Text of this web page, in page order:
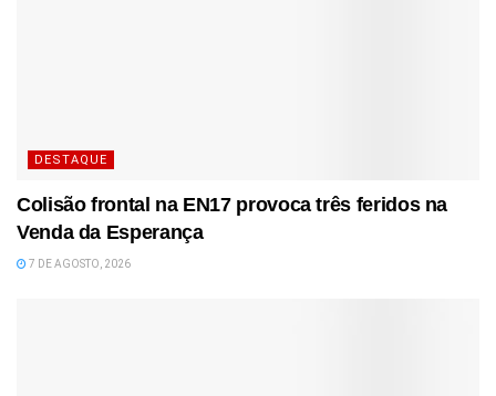
DESTAQUE
Colisão frontal na EN17 provoca três feridos na
Venda da Esperança
7 DE AGOSTO, 2026